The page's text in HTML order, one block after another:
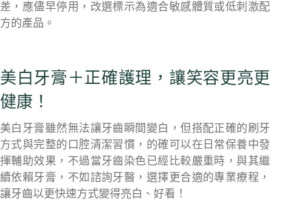
差，應儘早停用，改選標示為適合敏感體質或低刺激配
方的產品。
美白牙膏＋正確護理，讓笑容更亮更
健康！
美白牙膏雖然無法讓牙齒瞬間變白，但搭配正確的刷牙
方式與完整的口腔清潔習慣，的確可以在日常保養中發
揮輔助效果，不過當牙齒染色已經比較嚴重時，與其繼
續依賴牙膏，不如諮詢牙醫，選擇更合適的專業療程，
讓牙齒以更快速方式變得亮白、好看！